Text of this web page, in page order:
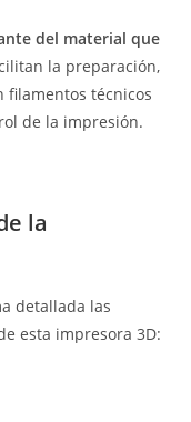
del material que
la preparación,
filamentos técnicos
de la impresión.
la
detallada las
esta impresora 3D: